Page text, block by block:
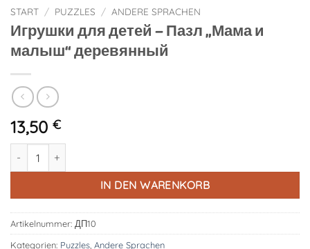
START / PUZZLES / ANDERE SPRACHEN
Игрушки для детей – Пазл „Мама и
малыш“ деревянный
13,50 €
IN DEN WARENKORB
Artikelnummer: ДП10
Kategorien: Puzzles, Andere Sprachen